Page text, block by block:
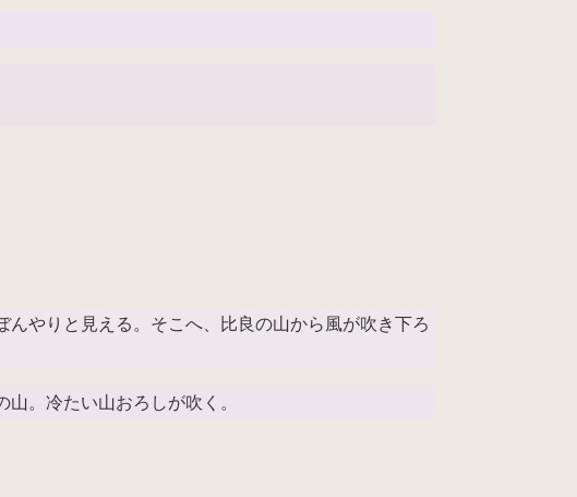
んやりと見える。そこへ、比良の山から風が吹き下ろ
。冷たい山おろしが吹く。